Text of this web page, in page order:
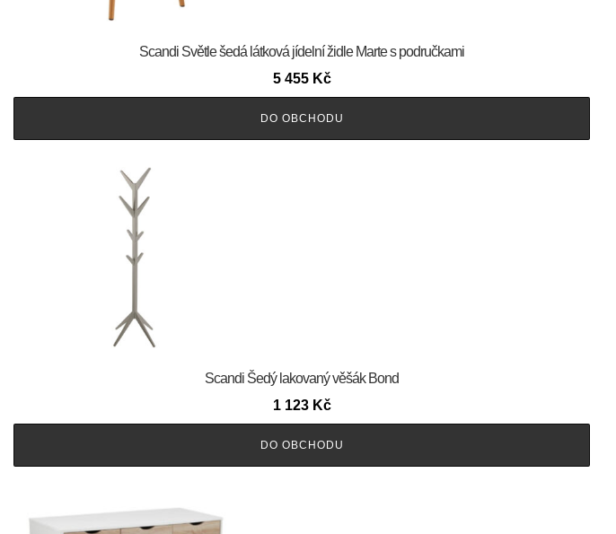
Scandi Světle šedá látková jídelní židle Marte s područkami
5 455 Kč
DO OBCHODU
Scandi Šedý lakovaný věšák Bond
1 123 Kč
DO OBCHODU